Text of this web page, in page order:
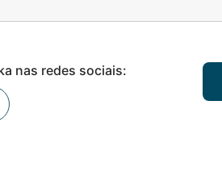
nas redes sociais: